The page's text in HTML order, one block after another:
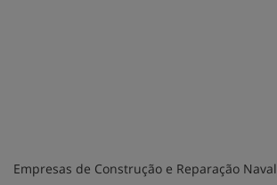
Empresas de Construção e Reparação Naval